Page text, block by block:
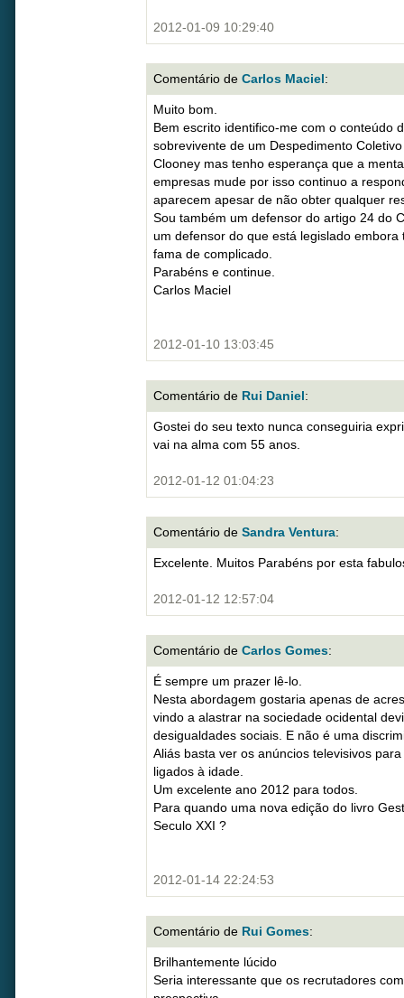
2012-01-09 10:29:40
Comentário de Carlos Maciel :
Muito bom.
Bem escrito identifico-me com o conteúdo
sobrevivente de um Despedimento
Clooney mas tenho esperança que a
empresas mude por isso continuo a
aparecem apesar de não obter qualquer
Sou também um defensor do artigo 24 do
um defensor do que está legislado
fama de complicado.
Parabéns e continue.
Carlos Maciel
2012-01-10 13:03:45
Comentário de Rui Daniel :
Gostei do seu texto nunca conseguiria
vai na alma com 55 anos.
2012-01-12 01:04:23
Comentário de Sandra Ventura:
Excelente. Muitos Parabéns por esta
2012-01-12 12:57:04
Comentário de Carlos Gomes:
É sempre um prazer lê-lo.
Nesta abordagem gostaria apenas de
vindo a alastrar na sociedade ocidental
desigualdades sociais. E não é uma
Aliás basta ver os anúncios televisivos
ligados à idade.
Um excelente ano 2012 para todos.
Para quando uma nova edição do livro
Seculo XXI ?
2012-01-14 22:24:53
Comentário de Rui Gomes:
Brilhantemente lúcido
Seria interessante que os recrutadores